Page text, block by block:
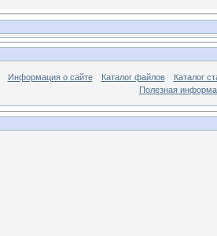
Информация о сайте Каталог файлов
Каталог
Полезная